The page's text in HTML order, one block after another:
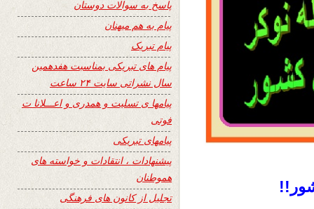
پاسخ به سوالات دوستان
پیام به هم میهنان
پیام تبریک
پیام های تبریکی بمناسبت هفدهمین
سال نشراتی سایت ۲۴ ساعت
پیامها ی تسلیت و همدری و اعـــلانا ت
فوتی
پیامهای تبریکی
پیشنهادات ، انتقادات و خواسته های
هموطنان
تجلیل از کانون های فرهنگی